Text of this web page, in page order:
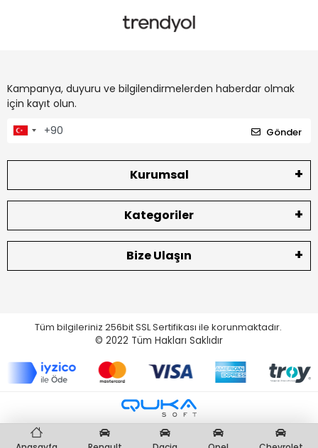
Kampanya, duyuru ve bilgilendirmelerden haberdar olmak
için kayıt olun.
Gönder
Kurumsal
Kategoriler
Bize Ulaşın
Tüm bilgileriniz 256bit SSL Sertifikası ile korunmaktadır.
© 2022 Tüm Hakları Saklıdır